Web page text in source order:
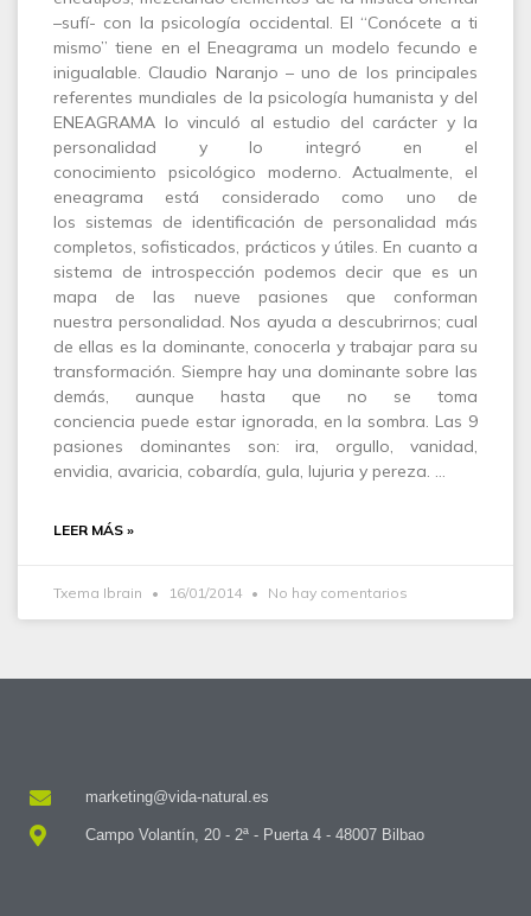
–sufí- con la psicología occidental. El “Conócete a ti
mismo” tiene en el Eneagrama un modelo fecundo e
inigualable. Claudio Naranjo – uno de los principales
referentes mundiales de la psicología humanista y del
ENEAGRAMA lo vinculó al estudio del carácter y la
personalidad y lo integró en el
conocimiento psicológico moderno. Actualmente, el
eneagrama está considerado como uno de
los sistemas de identificación de personalidad más
completos, sofisticados, prácticos y útiles. En cuanto a
sistema de introspección podemos decir que es un
mapa de las nueve pasiones que conforman
nuestra personalidad. Nos ayuda a descubrirnos; cual
de ellas es la dominante, conocerla y trabajar para su
transformación. Siempre hay una dominante sobre las
demás, aunque hasta que no se toma
conciencia puede estar ignorada, en la sombra. Las 9
pasiones dominantes son: ira, orgullo, vanidad,
envidia, avaricia, cobardía, gula, lujuria y pereza. …
LEER MÁS »
Txema Ibrain 16/01/2014 No hay comentarios
marketing@vida-natural.es
Campo Volantín, 20 - 2ª - Puerta 4 - 48007 Bilbao